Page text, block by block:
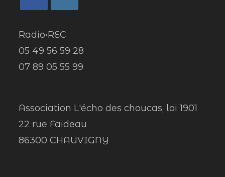
Radio•REC
05 49 56 59 28
07 89 05 55 99
Association L'écho des choucas, loi 1901
22 rue Faideau
86300 CHAUVIGNY